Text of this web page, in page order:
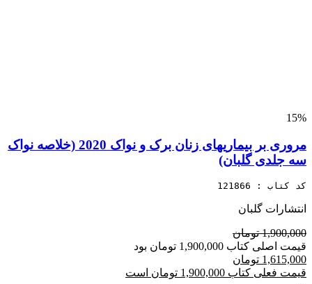
15%
مروری بر بیماریهای زنان برک و نواک 2020 (خلاصه نواک
سه جلدی گلبان)
کد کتاب : 121866
انتشارات گلبان
1,900,000 تومان
قیمت اصلی کتاب 1,900,000 تومان بود
1,615,000 تومان
قیمت فعلی کتاب 1,900,000 تومان است